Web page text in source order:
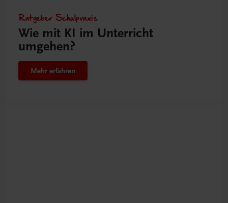
Ratgeber Schulpraxis
Wie mit KI im Unterricht
umgehen?
Mehr erfahren